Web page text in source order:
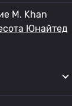
M. Khan
Юнайтед